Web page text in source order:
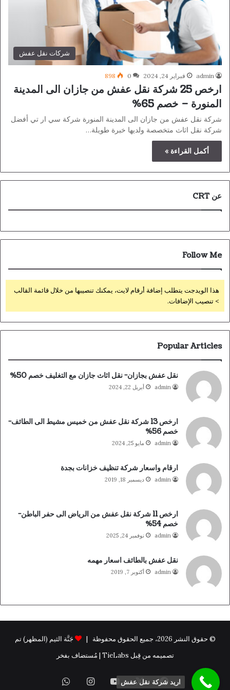
شركات نقل عفش
admin فبراير 24, 2024 0
898
ارخص 25 شركة نقل عفش من جازان الى المدينة
المنورة – خصم 65%
شركة نقل عفش من جازان الى المدينة المنورة شركة سي ار تي أفضل
شركة نقل اثاث متخصصة ولديها خبرة طويلة…
أكمل القراءة »
عن CRT
Follow Me
هذا الويدجت يتطلب إضافة أرقام لايت، يمكنك تنصيبها من خلال قائمة القالب
> تنصيب الإضافات.
Popular Articles
نقل عفش بجازان- نقل اثاث جازان مع التغليف خصم 50%
admin أبريل 22, 2024
ارخص 13 شركة نقل عفش من خميس مشيط الى الطائف-
خصم 56%
admin مايو 25, 2024
ارقام واسعار شركة تنظيف خزانات بجدة
admin ديسمبر 18, 2019
ارخص 11 شركة نقل عفش من الرياض الى حفر الباطن-
خصم 54%
admin نوفمبر 24, 2025
نقل عفش بالطائف اسعار مهمه
admin أكتوبر 7, 2019
© حقوق النشر 2026، جميع الحقوق محفوظة |
جَنَّة الثيم (المظهر) تم
تصميمه من قِبل TieLabs | مُستضاف بفخر
فيسبوك
X يوتيوبانستقرامواتساب اريد شركة نقل عفش